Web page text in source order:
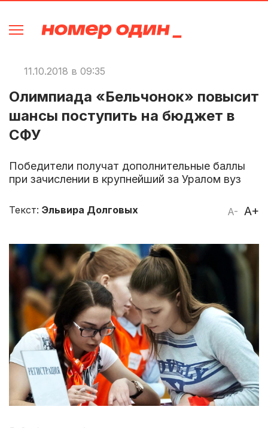
11.10.2018 в 09:35
Олимпиада «Бельчонок» повысит
шансы поступить на бюджет в
СФУ
Победители получат дополнительные баллы
при зачислении в крупнейший за Уралом вуз
A- A+
Текст: Эльвира Долговых